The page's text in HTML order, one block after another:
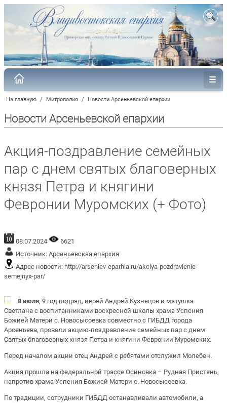
На главную / Митрополия / Новости Арсеньевской епархии
Новости Арсеньевской епархии
Акция-поздравление семейных
пар с днем святых благоверных
князя Петра и княгини
Февронии Муромских (+ Фото)
08.07.2024
6621
Источник: Арсеньевская епархия
Адрес новости: http://arseniev-eparhia.ru/akciya-pozdravlenie-
semejnyx-par/
8 июля, 9 год подряд, иерей Андрей Кузнецов и матушка
Светлана с воспитанниками воскресной школы храма Успения
Божией Матери с. Новосысоевка совместно с ГИБДД города
Арсеньева, провели акцию-поздравление семейных пар с днем
Святых благоверных князя Петра и княгини Февронии Муромских.
Перед началом акции отец Андрей с ребятами отслужил Молебен.
Акция прошла на федеральной трассе Осиновка – Рудная Пристань,
напротив храма Успения Божией Матери с. Новосысоевка.
По традиции, сотрудники ГИБДД останавливали автомобили, а